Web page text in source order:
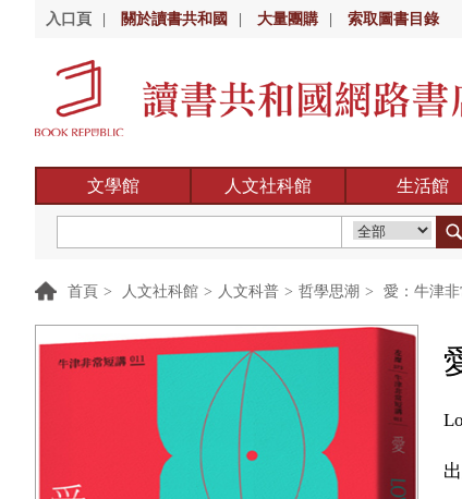
入口頁 關於讀書共和國 大量團購 索取圖書目錄
文學館 人文社科館 生活館
首頁 > 人文社科館 > 人文科普 > 哲學思潮 > 愛：牛津非